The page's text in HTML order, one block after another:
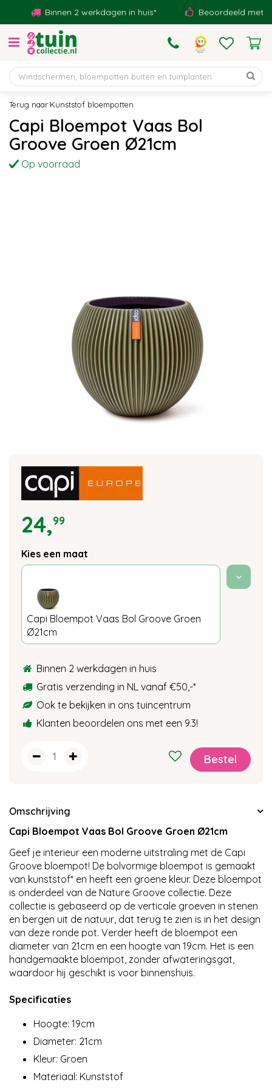
Kunststof bloempotten
Binnen 2 werkdagen in huis* Beoordeeld met een
Capi Bloempot Vaas Bol
Groove Groen Ø21cm
Op voorraad
24,99
Kies een maat
Capi Bloempot Vaas Bol Groove Groen
Ø21cm
Binnen 2 werkdagen in huis
Gratis verzending in NL vanaf €50,-*
Ook te bekijken in ons tuincentrum
Klanten beoordelen ons met een 9.3!
Omschrijving
Capi Bloempot Vaas Bol Groove Groen Ø21cm
Geef je interieur een moderne uitstraling met de Capi
Groove bloempot! De bolvormige bloempot is gemaakt
van kunststof* en heeft een groene kleur. Deze bloempot
is onderdeel van de Nature Groove collectie. Deze
collectie is gebaseerd op de verticale groeven in stenen
en bergen uit de natuur, dat terug te zien is in het design
van deze ronde pot. Verder heeft de bloempot een
diameter van 21cm en een hoogte van 19cm. Het is een
handgemaakte bloempot, zonder afwateringsgat,
waardoor hij geschikt is voor binnenshuis.
Specificaties
Hoogte: 19cm
Diameter: 21cm
Kleur: Groen
Materiaal: Kunststof